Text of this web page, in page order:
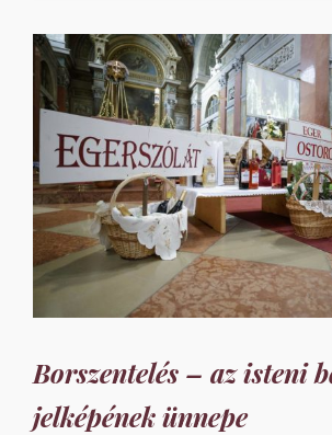
Borszentelés – az isteni
jelképének ünnepe